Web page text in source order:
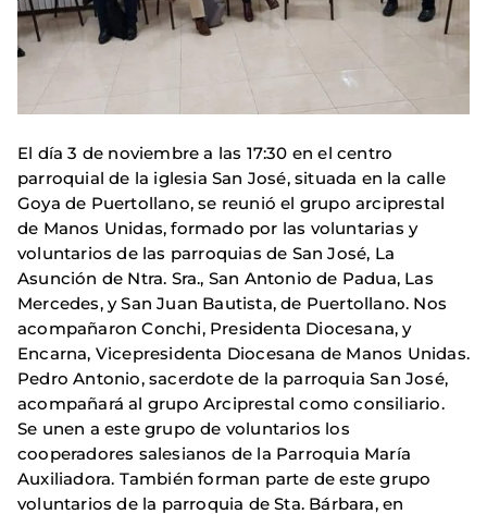
El día 3 de noviembre a las 17:30 en el centro
parroquial de la iglesia San José, situada en la calle
Goya de Puertollano, se reunió el grupo arciprestal
de Manos Unidas, formado por las voluntarias y
voluntarios de las parroquias de San José, La
Asunción de Ntra. Sra., San Antonio de Padua, Las
Mercedes, y San Juan Bautista, de Puertollano. Nos
acompañaron Conchi, Presidenta Diocesana, y
Encarna, Vicepresidenta Diocesana de Manos Unidas.
Pedro Antonio, sacerdote de la parroquia San José,
acompañará al grupo Arciprestal como consiliario.
Se unen a este grupo de voluntarios los
cooperadores salesianos de la Parroquia María
Auxiliadora. También forman parte de este grupo
voluntarios de la parroquia de Sta. Bárbara, en